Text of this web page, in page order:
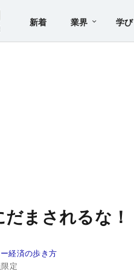
新着 業界 学び
まされるな！
経済の歩き方
定